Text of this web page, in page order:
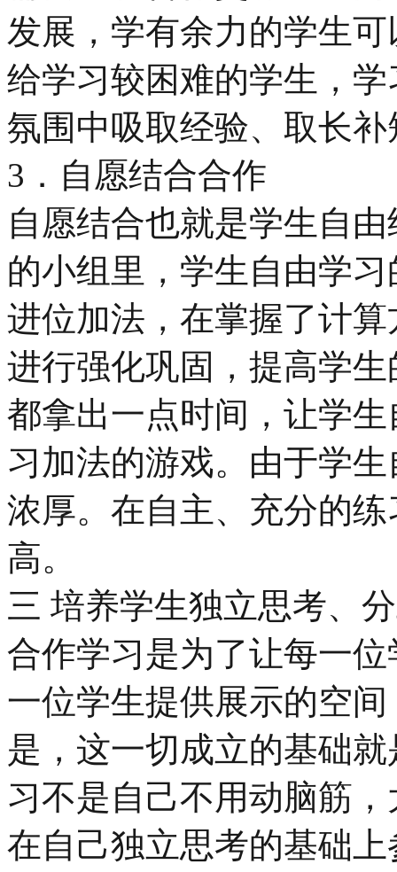
发展，学有余力的学生
给学习较困难的学生，
氛围中吸取经验、取长补
3．自愿结合合作
自愿结合也就是学生自
的小组里，学生自由学
进位加法，在掌握了计
进行强化巩固，提高学
都拿出一点时间，让学
习加法的游戏。由于学
浓厚。在自主、充分的
高。
三 培养学生独立思考、
合作学习是为了让每一
一位学生提供展示的空
是，这一切成立的基础
习不是自己不用动脑筋
在自己独立思考的基础